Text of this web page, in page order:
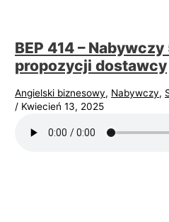
BEP 414 –
propozycji dostawcy
Angielski biznesowy, Nabywczy,
/ Kwiecień 13, 2025